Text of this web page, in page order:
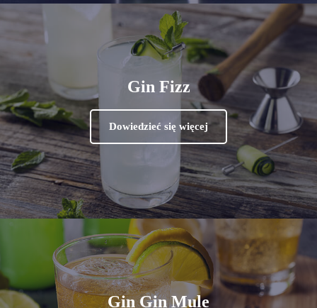
Gin Fizz
Dowiedzieć się więcej
Gin Gin Mule